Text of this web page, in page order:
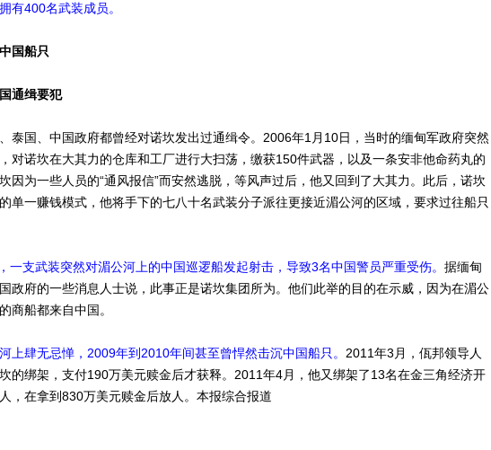
有400名武装成员。
国船只
通缉要犯
国、中国政府都曾经对诺坎发出过通缉令。2006年1月10日，当时的缅甸军政府突然
对诺坎在大其力的仓库和工厂进行大扫荡，缴获150件武器，以及一条安非他命药丸的
因为一些人员的“通风报信”而安然逃脱，等风声过后，他又回到了大其力。此后，诺坎
单一赚钱模式，他将手下的七八十名武装分子派往更接近湄公河的区域，要求过往船只
一支武装突然对湄公河上的中国巡逻船发起射击，导致3名中国警员严重受伤。 据缅甸
政府的一些消息人士说，此事正是诺坎集团所为。他们此举的目的在示威，因为在湄公
商船都来自中国。
上肆无忌惮，2009年到2010年间甚至曾悍然击沉中国船只。 2011年3月，佤邦领导人
的绑架，支付190万美元赎金后才获释。2011年4月，他又绑架了13名在金三角经济开
，在拿到830万美元赎金后放人。本报综合报道